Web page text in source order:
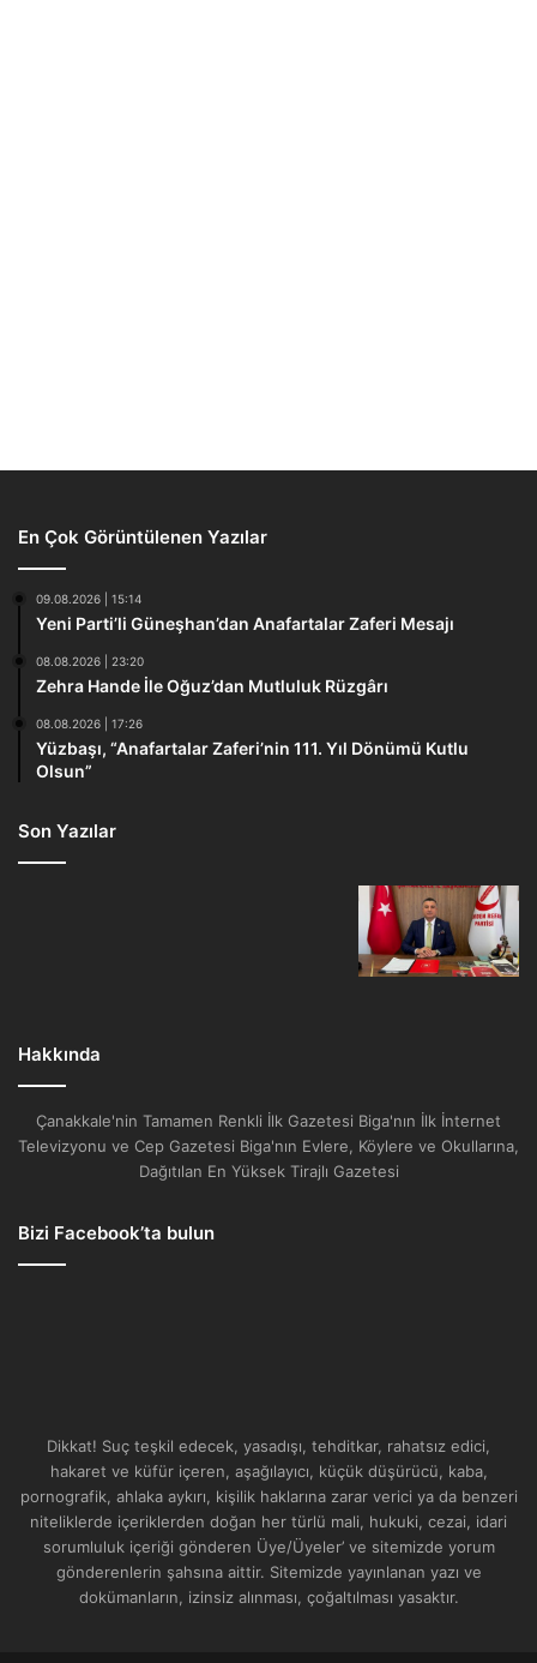
En Çok Görüntülenen Yazılar
09.08.2026 | 15:14
Yeni Parti’li Güneşhan’dan Anafartalar Zaferi Mesajı
08.08.2026 | 23:20
Zehra Hande İle Oğuz’dan Mutluluk Rüzgârı
08.08.2026 | 17:26
Yüzbaşı, “Anafartalar Zaferi’nin 111. Yıl Dönümü Kutlu
Olsun”
Son Yazılar
Hakkında
Çanakkale'nin Tamamen Renkli İlk Gazetesi Biga'nın İlk İnternet
Televizyonu ve Cep Gazetesi Biga'nın Evlere, Köylere ve Okullarına,
Dağıtılan En Yüksek Tirajlı Gazetesi
Bizi Facebook’ta bulun
Dikkat! Suç teşkil edecek, yasadışı, tehditkar, rahatsız edici,
hakaret ve küfür içeren, aşağılayıcı, küçük düşürücü, kaba,
pornografik, ahlaka aykırı, kişilik haklarına zarar verici ya da benzeri
niteliklerde içeriklerden doğan her türlü mali, hukuki, cezai, idari
sorumluluk içeriği gönderen Üye/Üyeler’ ve sitemizde yorum
gönderenlerin şahsına aittir. Sitemizde yayınlanan yazı ve
dokümanların, izinsiz alınması, çoğaltılması yasaktır.